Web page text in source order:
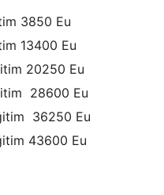
3850 Eu
13400 Eu
20250 Eu
28600 Eu
36250 Eu
43600 Eu